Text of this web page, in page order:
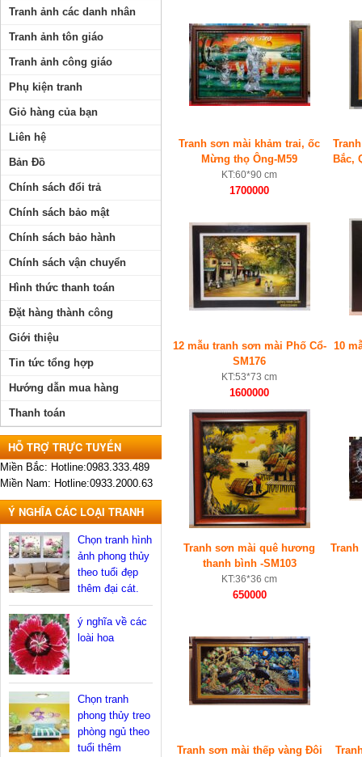
Tranh sơn mài khảm trai, ốc
Mừng thọ Ông-M59
KT:60*90 cm
1700000
Bắc,
12 mẫu tranh sơn mài Phố Cổ-
SM176
KT:53*73 cm
1600000
10
Tranh sơn mài quê hương
thanh bình -SM103
KT:36*36 cm
650000
Tranh sơn mài thếp vàng Đôi
Tranh ảnh các danh nhân
Tranh ảnh tôn giáo
Tranh ảnh công giáo
Phụ kiện tranh
Giỏ hàng của bạn
Liên hệ
Bản Đồ
Chính sách đổi trả
Chính sách bảo mật
Chính sách bảo hành
Chính sách vận chuyển
Hình thức thanh toán
Đặt hàng thành công
Giới thiệu
Tin tức tổng hợp
Hướng dẫn mua hàng
Thanh toán
HỖ TRỢ TRỰC TUYẾN
Miền Bắc: Hotline:0983.333.489
Miền Nam: Hotline:0933.2000.63
Ý NGHĨA CÁC LOẠI TRANH
Chọn tranh hình
ảnh phong thủy
theo tuổi đẹp
thêm đại cát.
ý nghĩa về các
loài hoa
Chọn tranh
phong thủy treo
phòng ngủ theo
tuổi thêm